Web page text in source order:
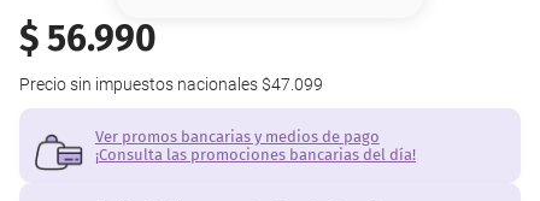
$56.990
Precio sin impuestos nacionales $47.099
Ver promos bancarias y medios de pago
¡Consulta las promociones bancarias del día!
9. cher
10